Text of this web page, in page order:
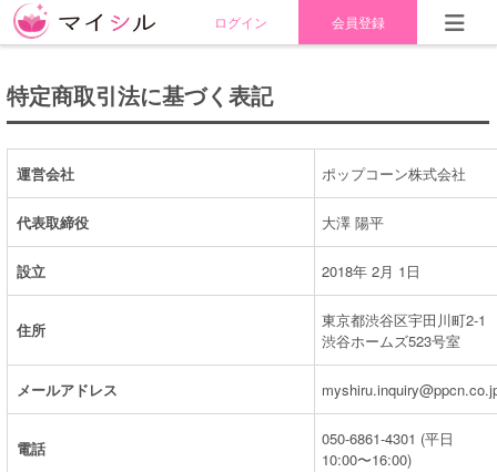
ログイン 会員登録
特定商取引法に基づく表記
運営会社 ポップコーン株式会社
代表取締役 大澤 陽平
設立 2018年 2月 1日
住所
東京都渋谷区宇田川町2-1
渋谷ホームズ523号室
メールアドレス
電話
050-6861-4301 (平日
10:00〜16:00)